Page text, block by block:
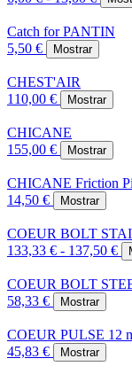
Catch for PANTIN
5,50 €
Mostrar
CHEST'AIR
110,00 €
Mostrar
CHICANE
155,00 €
Mostrar
CHICANE Friction
14,50 €
Mostrar
COEUR BOLT
133,33 € - 137,50 €
COEUR BOLT
58,33 €
Mostrar
COEUR PULSE 12
45,83 €
Mostrar